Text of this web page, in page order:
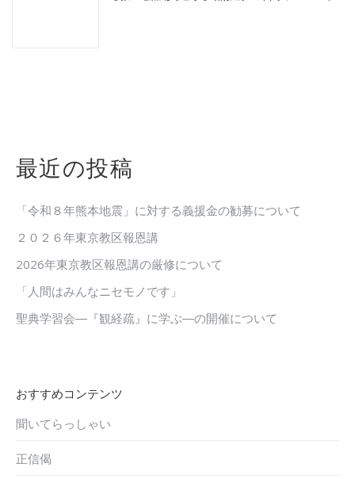
最近の投稿
「令和８年熊本地震」に対する義援金の勧募について
２０２６年東京教区報恩講
2026年東京教区報恩講の厳修について
「人間はみんなニセモノです」
聖典学習会―『観経疏』に学ぶ―の開催について
おすすめコンテンツ
聞いてらっしゃい
正信偈